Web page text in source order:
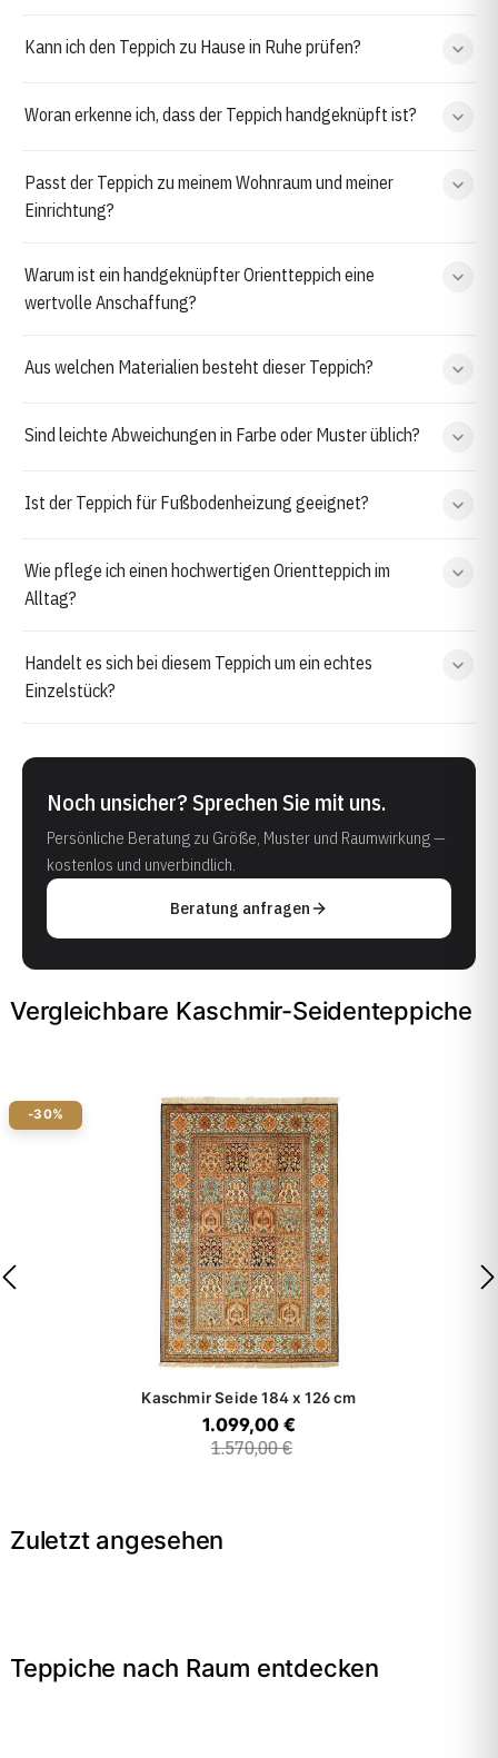
Kann ich den Teppich zu Hause in Ruhe prüfen?
Woran erkenne ich, dass der Teppich handgeknüpft ist?
Passt der Teppich zu meinem Wohnraum und meiner
Einrichtung?
Warum ist ein handgeknüpfter Orientteppich eine
wertvolle Anschaffung?
Aus welchen Materialien besteht dieser Teppich?
Sind leichte Abweichungen in Farbe oder Muster üblich?
Ist der Teppich für Fußbodenheizung geeignet?
Wie pflege ich einen hochwertigen Orientteppich im
Alltag?
Handelt es sich bei diesem Teppich um ein echtes
Einzelstück?
Noch unsicher? Sprechen Sie mit uns.
Persönliche Beratung zu Größe, Muster und Raumwirkung —
kostenlos und unverbindlich.
Beratung anfragen
Vergleichbare Kaschmir-Seidenteppiche
-30%
Kaschmir Seide 184 x 126 cm
1.099,00 €
1.570,00 €
Zuletzt angesehen
Teppiche nach Raum entdecken
Wohnzimmer